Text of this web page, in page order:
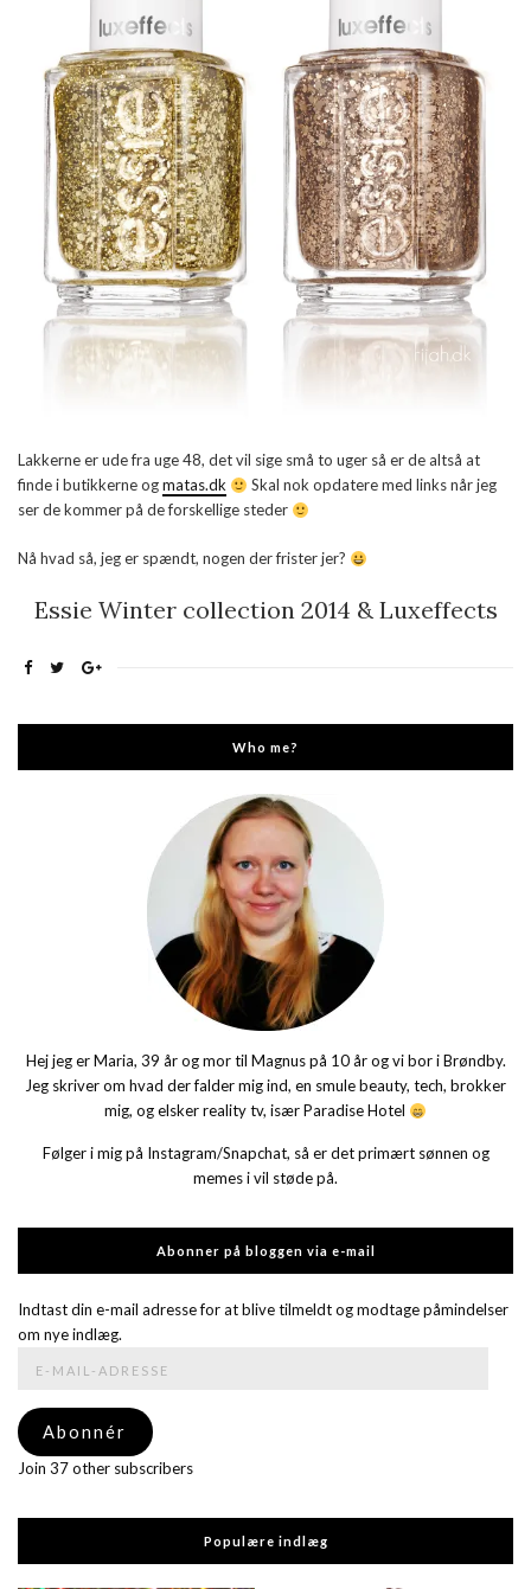
Lakkerne er ude fra uge 48, det vil sige små to uger så er de altså at
finde i butikkerne ogmatas.dk
Skal nok opdatere med links når jeg
ser de kommer på de forskellige steder
Nå hvad så, jeg er spændt, nogen der frister jer?
Essie Winter collection 2014 & Luxeffects
Who me?
Hej jeg er Maria, 39 år og mor til Magnus på 10 år og vi bor i Brøndby.
Jeg skriver om hvad der falder mig ind, en smule beauty, tech, brokker
mig, og elsker reality tv, især Paradise Hotel
Følger i mig på Instagram/Snapchat, så er det primært sønnen og
memes i vil støde på.
Abonner på bloggen via e-mail
Indtast din e-mail adresse for at blive tilmeldt og modtage påmindelser
om nye indlæg.
adresse
Abonnér
Join 37 other subscribers
Populære indlæg